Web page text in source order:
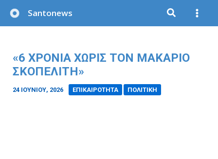
στο
Santonews
«6 ΧΡΟΝΙΑ ΧΩΡΙΣ ΤΟΝ ΜΑΚΑΡΙΟ
ΣΚΟΠΕΛΙΤΗ»
24 ΙΟΥΝΊΟΥ, 2026 ΕΠΙΚΑΙΡΟΤΗΤΑ ΠΟΛΙΤΙΚΗ